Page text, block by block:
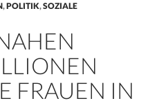
,POLITIK,SOZIALE
FRAUEN IN